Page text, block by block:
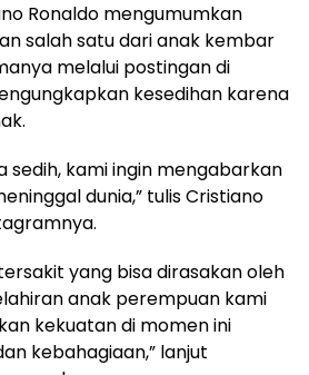
Ronaldo mengumumkan
salah satu dari anak kembar
melalui postingan di
kesedihan karena
sedih, kami ingin mengabarkan
dunia,” tulis Cristiano
yang bisa dirasakan oleh
anak perempuan kami
kekuatan di momen ini
kebahagiaan,” lanjut